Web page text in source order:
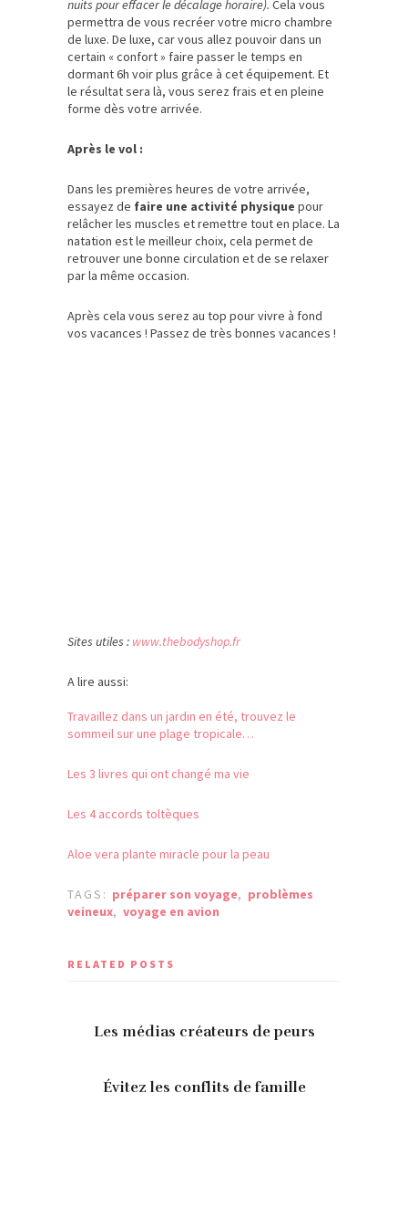
nuits pour effacer le décalage horaire). Cela vous
permettra de vous recréer votre micro chambre
de luxe. De luxe, car vous allez pouvoir dans un
certain « confort » faire passer le temps en
dormant 6h voir plus grâce à cet équipement. Et
le résultat sera là, vous serez frais et en pleine
forme dès votre arrivée.
Après le vol :
Dans les premières heures de votre arrivée,
essayez de faire une activité physique pour
relâcher les muscles et remettre tout en place. La
natation est le meilleur choix, cela permet de
retrouver une bonne circulation et de se relaxer
par la même occasion.
Après cela vous serez au top pour vivre à fond
vos vacances ! Passez de très bonnes vacances !
Sites utiles : www.thebodyshop.fr
A lire aussi:
Travaillez dans un jardin en été, trouvez le
sommeil sur une plage tropicale…
Les 3 livres qui ont changé ma vie
Les 4 accords toltèques
Aloe vera plante miracle pour la peau
TAGS: préparer son voyage, problèmes
veineux, voyage en avion
RELATED POSTS
Les médias créateurs de peurs
Évitez les conflits de famille